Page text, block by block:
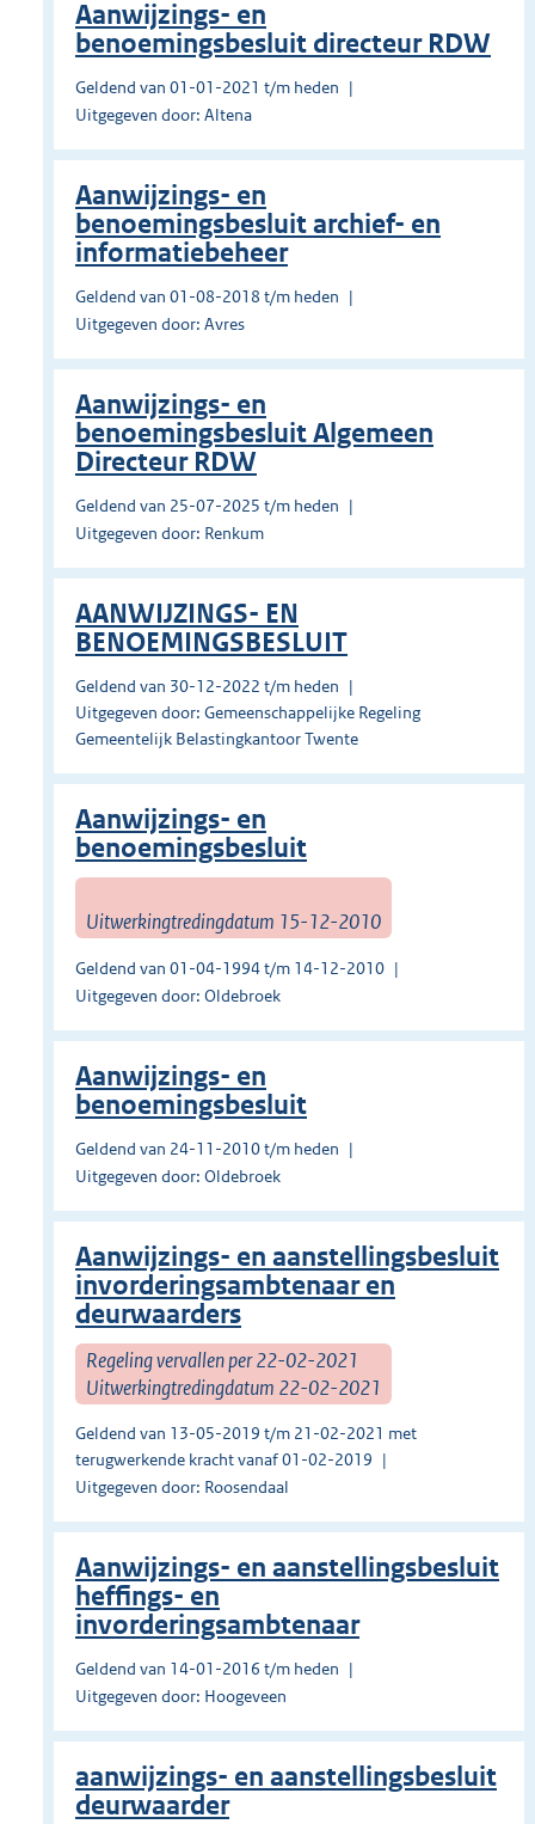
Aanwijzings- en
benoemingsbesluit directeur RDW
Geldend van 01-01-2021 t/m heden
Uitgegeven door: Altena
Aanwijzings- en
benoemingsbesluit archief- en
informatiebeheer
Geldend van 01-08-2018 t/m heden
Uitgegeven door: Avres
Aanwijzings- en
benoemingsbesluit Algemeen
Directeur RDW
Geldend van 25-07-2025 t/m heden
Uitgegeven door: Renkum
AANWIJZINGS- EN
BENOEMINGSBESLUIT
Geldend van 30-12-2022 t/m heden
Uitgegeven door: Gemeenschappelijke Regeling
Gemeentelijk Belastingkantoor Twente
Aanwijzings- en
benoemingsbesluit
Uitwerkingtredingdatum 15-12-2010
Geldend van 01-04-1994 t/m 14-12-2010
Uitgegeven door: Oldebroek
Aanwijzings- en
benoemingsbesluit
Geldend van 24-11-2010 t/m heden
Uitgegeven door: Oldebroek
Aanwijzings- en aanstellingsbesluit
invorderingsambtenaar en
deurwaarders
Regeling vervallen per 22-02-2021
Uitwerkingtredingdatum 22-02-2021
Geldend van 13-05-2019 t/m 21-02-2021 met
terugwerkende kracht vanaf 01-02-2019
Uitgegeven door: Roosendaal
Aanwijzings- en aanstellingsbesluit
heffings- en
invorderingsambtenaar
Geldend van 14-01-2016 t/m heden
Uitgegeven door: Hoogeveen
aanwijzings- en aanstellingsbesluit
deurwaarder